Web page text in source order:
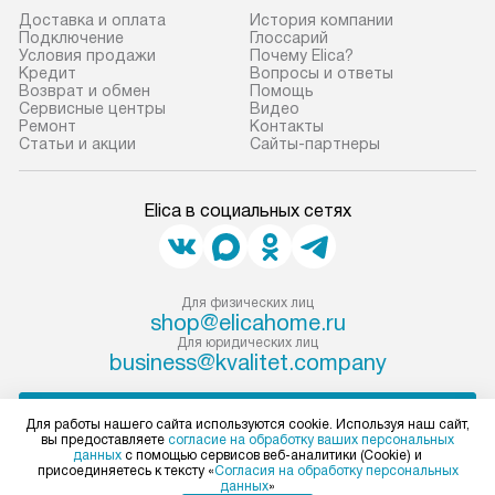
прибор до двери или прихожей.
Если необходимо переместить
прибор до места установки,
пожалуйста, предварительно
уточните это с менеджером.
За данную услугу взимается
дополнительная плата. Важно
прибора не позволяют ему пройти
через дверной проем, сотрудники
демонтировать дверцы, ручки или
другие выступающие элементы, так
как это может привести к отказу
сможете переместить прибор
в нужное место, учитывая размеры
к воде, крана и
слива.
подключение к
В стандартную
не включаются:
Доставка и оплата
Подключение
Условия продажи
Кредит
Возврат и обмен
Сервисные центры
Ремонт
Статьи и акции
История компании
Глоссарий
Почему Elica?
Вопросы и ответы
Помощь
Видео
Контакты
Сайты-партнеры
Elica в социальных сетях
Для физических лиц
shop@elicahome.ru
Для юридических лиц
business@kvalitet.company
Политика конфиденциальности
Условия продажи
Для работы нашего сайта используются cookie. Используя наш сайт,
вы предоставляете согласие на обработку ваших персональных
данных с помощью сервисов веб-аналитики (Cookie) и
присоединяетесь к тексту «Согласия на обработку персональных
данных»